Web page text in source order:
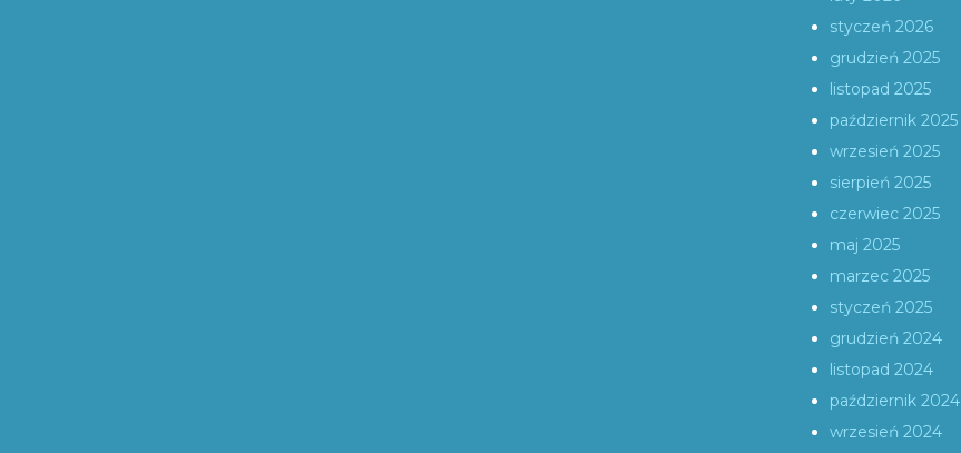
styczeń 2026
grudzień 2025
listopad 2025
październik 2025
wrzesień 2025
sierpień 2025
czerwiec 2025
maj 2025
marzec 2025
styczeń 2025
grudzień 2024
listopad 2024
październik 2024
wrzesień 2024